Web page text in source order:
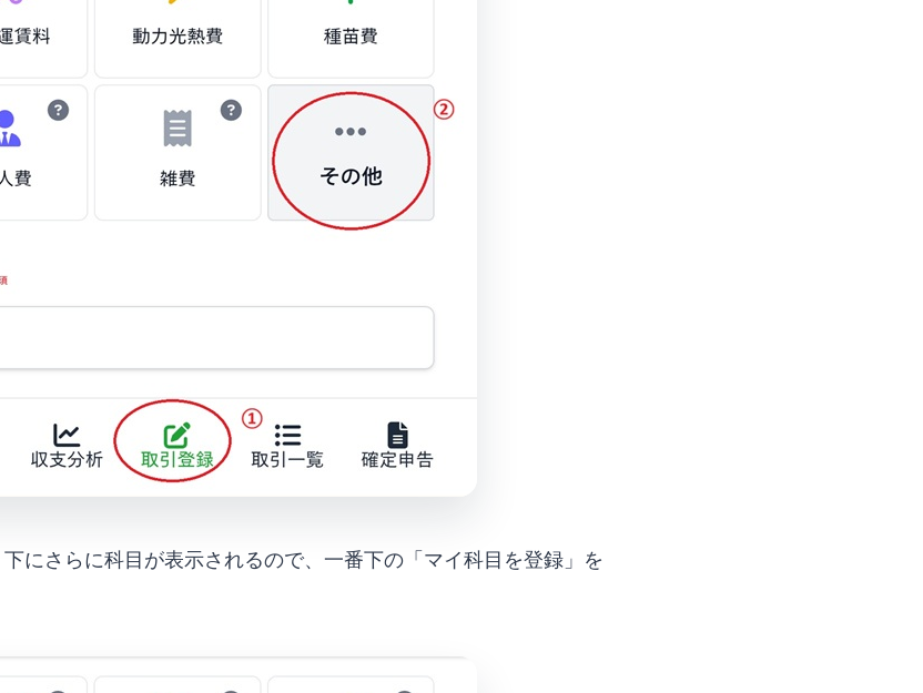
にさらに科目が表示されるので、一番下の「マイ科目を登録」を